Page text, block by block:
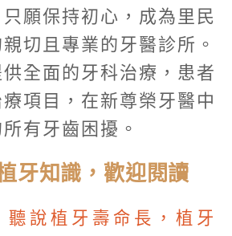
願保持初心，成為里民
切且專業的牙醫診所。
全面的牙科治療，患者
項目，在新尊榮牙醫中
有牙齒困擾。
牙知識，歡迎閱讀
聽說植牙壽命長，植牙